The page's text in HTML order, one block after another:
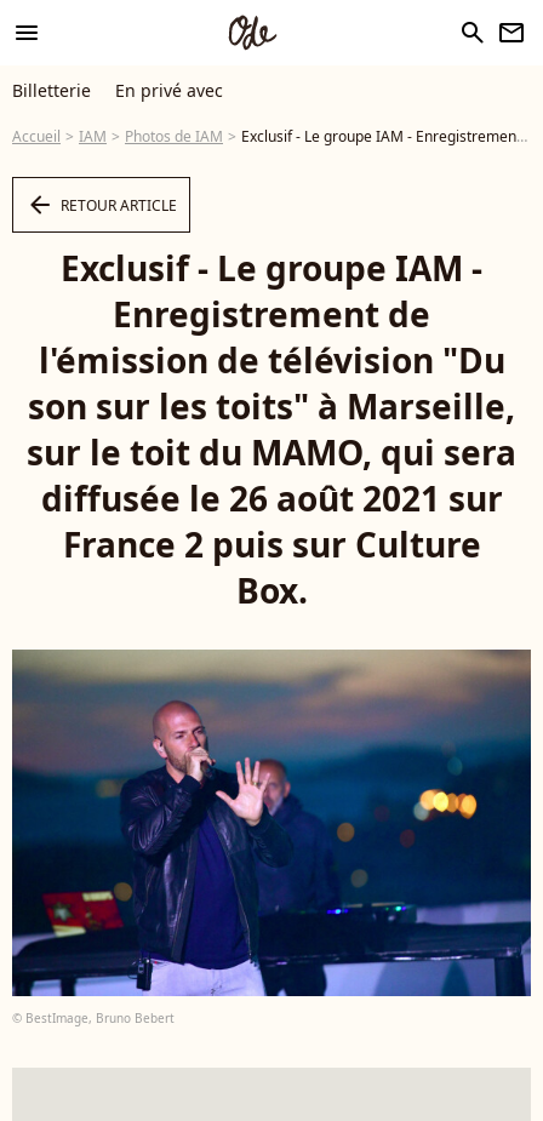
menu search newsletter
Billetterie En privé avec
Accueil IAM Photos de IAM Exclusif - Le groupe IAM - Enregistrement de l'émission de télévision "Du son sur les toits" à Marseille, sur le toit du MAMO, qui sera diffusée le 26 août 2021 sur France 2 puis sur Culture Box. © Bruno Bebert / Bestimage - Photo
arrow_left RETOUR ARTICLE
Exclusif - Le groupe IAM -
Enregistrement de
l'émission de télévision "Du
son sur les toits" à Marseille,
sur le toit du MAMO, qui sera
diffusée le 26 août 2021 sur
France 2 puis sur Culture
Box.
© BestImage, Bruno Bebert